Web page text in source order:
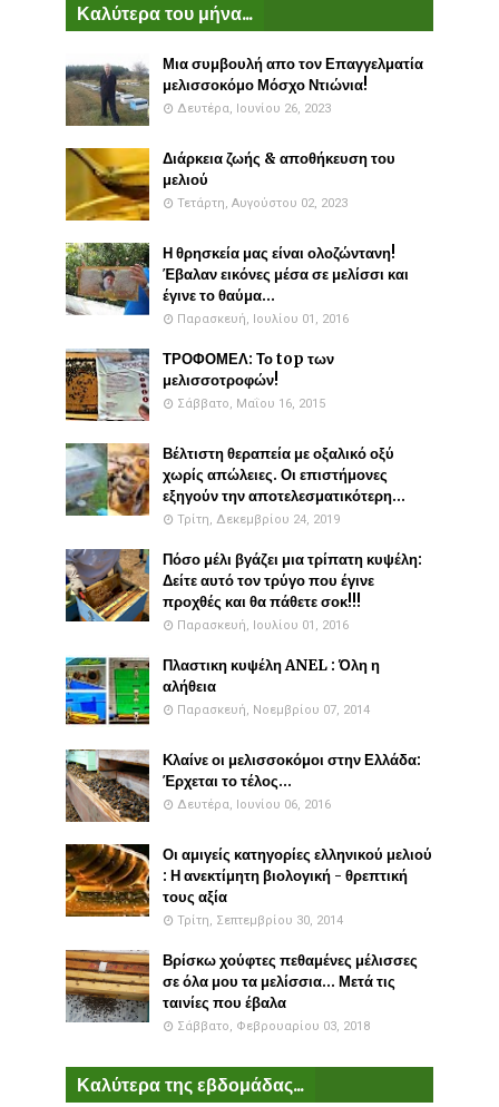
Καλύτερα του μήνα...
Μια συμβουλή απο τον Επαγγελματία
μελισσοκόμο Μόσχο Ντιώνια!
Δευτέρα, Ιουνίου 26, 2023
Διάρκεια ζωής & αποθήκευση του
μελιού
Τετάρτη, Αυγούστου 02, 2023
Η θρησκεία μας είναι ολοζώντανη!
Έβαλαν εικόνες μέσα σε μελίσσι και
έγινε το θαύμα...
Παρασκευή, Ιουλίου 01, 2016
ΤΡΟΦΟΜΕΛ: Το top των
μελισσοτροφών!
Σάββατο, Μαΐου 16, 2015
Βέλτιστη θεραπεία με οξαλικό οξύ
χωρίς απώλειες. Οι επιστήμονες
εξηγούν την αποτελεσματικότερη...
Τρίτη, Δεκεμβρίου 24, 2019
Πόσο μέλι βγάζει μια τρίπατη κυψέλη:
Δείτε αυτό τον τρύγο που έγινε
προχθές και θα πάθετε σοκ!!!
Παρασκευή, Ιουλίου 01, 2016
Πλαστικη κυψέλη ANEL : Όλη η
αλήθεια
Παρασκευή, Νοεμβρίου 07, 2014
Κλαίνε οι μελισσοκόμοι στην Ελλάδα:
Έρχεται το τέλος...
Δευτέρα, Ιουνίου 06, 2016
Οι αμιγείς κατηγορίες ελληνικού μελιού
: Η ανεκτίμητη βιολογική - θρεπτική
τους αξία
Τρίτη, Σεπτεμβρίου 30, 2014
Βρίσκω χούφτες πεθαμένες μέλισσες
σε όλα μου τα μελίσσια... Μετά τις
ταινίες που έβαλα
Σάββατο, Φεβρουαρίου 03, 2018
Καλύτερα της εβδομάδας...